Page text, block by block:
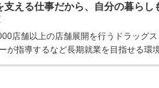
支える仕事だから、自分の暮ら
店舗以上の店舗展開を行うドラッグ
が指導するなど長期就業を目指せる